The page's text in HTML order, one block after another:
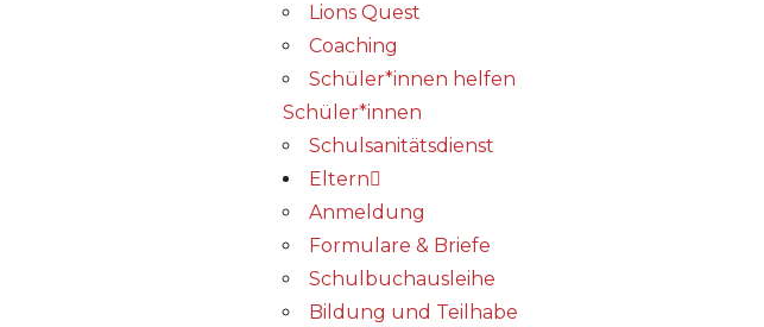
Lions Quest
Coaching
Schüler*innen helfen
Schüler*innen
Schulsanitätsdienst
Eltern
Anmeldung
Formulare & Briefe
Schulbuchausleihe
Bildung und Teilhabe